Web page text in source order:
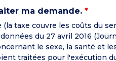
ma demande. *
taxe couvre les coûts du
du 27 avril 2016
le sexe, la santé et
traitées pour l'exécution